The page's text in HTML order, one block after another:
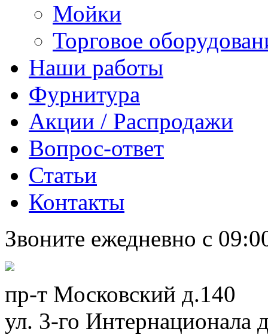
Мойки
Торговое
Наши работы
Фурнитура
Акции / Распродажи
Вопрос-ответ
Статьи
Контакты
Звоните ежедневно с
пр-т Московский д.140
ул. 3-го Интернационала